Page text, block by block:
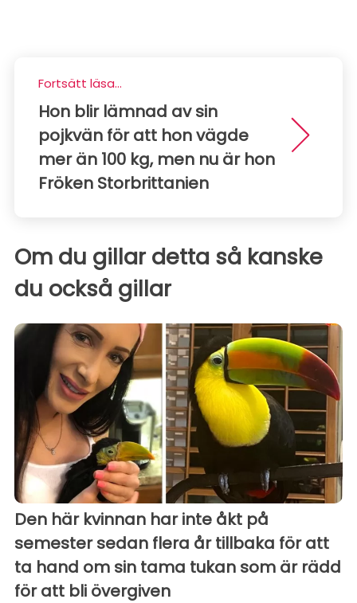
Fortsätt läsa...
Hon blir lämnad av sin
pojkvän för att hon vägde
mer än 100 kg, men nu är hon
Fröken Storbrittanien
Om du gillar detta så kanske
du också gillar
Den här kvinnan har inte åkt på
semester sedan flera år tillbaka för att
ta hand om sin tama tukan som är rädd
för att bli övergiven